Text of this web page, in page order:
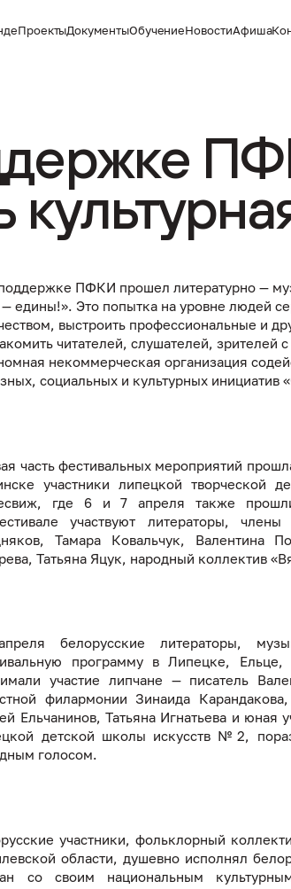
ПроектыДокументыОбучениеНовостиАфиша
ПФКИ прошел литературно —
— едины!». Это попытка на уровне людей
выстроить профессиональные и
читателей, слушателей, зрителей
некоммерческая организация
социальных и культурных инициатив
часть фестивальных мероприятий
участники липецкой творческой
где 6 и 7 апреля также прошли
участвуют литераторы,
Тамара Ковальчук, Валентина
Татьяна Яцук, народный коллектив
белорусские литераторы,
программу в Липецке,
участие липчане — писатель
филармонии Зинаида
Ельчанинов, Татьяна Игнатьева и юная
детской школы искусств № 2,
голосом.
участники, фольклорный
области, душевно исполнял
со своим национальным